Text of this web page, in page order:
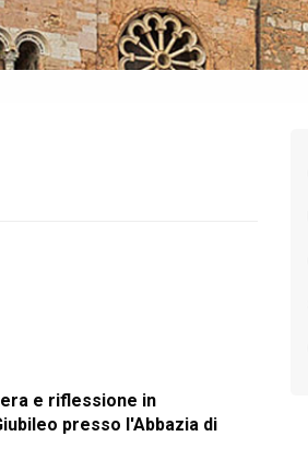
e riflessione in
presso l'Abbazia di